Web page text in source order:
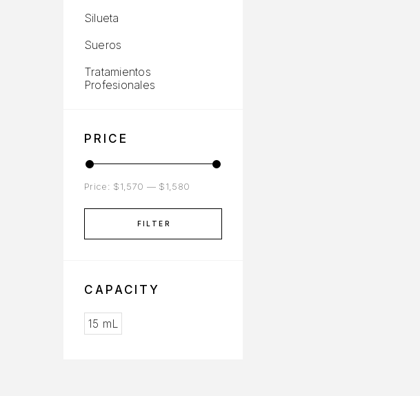
Silueta
Sueros
Tratamientos
Profesionales
PRICE
FILTER
Price: $1,570 — $1,580
CAPACITY
15 mL